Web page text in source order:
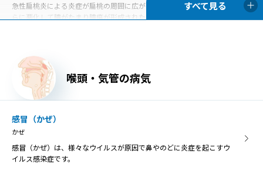
急性扁桃炎による炎症が扁桃の周囲に広がったものを扁桃周囲炎、さ
らに悪化して膿がたまり膿瘍が形成された状態を扁桃周囲膿瘍といい
口内炎
こうないえん
口内炎は、口の中の粘膜に炎症を起こす病気の総称です。口の中の痛
みや不快感が主な症状です。
いぶつ・がいしょう
喉頭・気管の病気
感冒（かぜ）
かぜ
感冒（かぜ）は、様々なウイルスが原因で鼻やのどに炎症を起こすウ
イルス感染症です。